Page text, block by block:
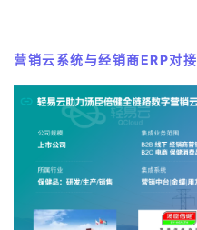
营销云系统与经销商ERP对接